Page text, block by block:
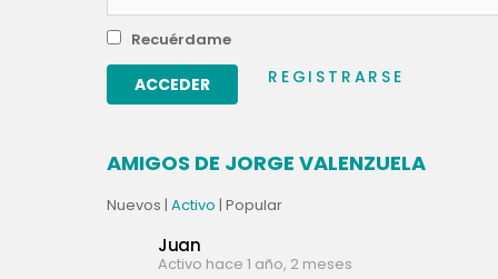
Recuérdame
REGISTRARSE
AMIGOS DE JORGE VALENZUELA
Nuevos | Activo | Popular
Juan
Activo hace 1 año, 2 meses